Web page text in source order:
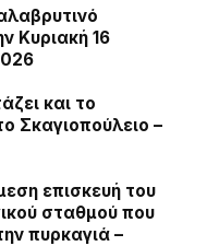
Κυριακή 16
και το
Σκαγιοπούλειο –
επισκευή του
σταθμού που
πυρκαγιά –